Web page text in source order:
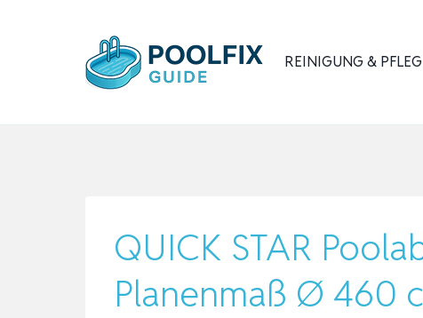
REINIGUNG &
QUICK STAR
Planenmaß Ø 460